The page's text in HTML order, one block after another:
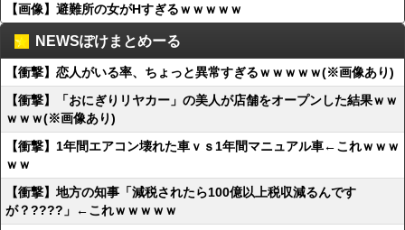
【画像】避難所の女がHすぎるｗｗｗｗｗ
NEWSぽけまとめーる
【衝撃】恋人がいる率、ちょっと異常すぎるｗｗｗｗｗ(※画像あり)
【衝撃】「おにぎりリヤカー」の美人が店舗をオープンした結果ｗｗ
ｗｗｗ(※画像あり)
【衝撃】1年間エアコン壊れた車ｖｓ1年間マニュアル車←これｗｗｗ
ｗｗ
【衝撃】地方の知事「減税されたら100億以上税収減るんです
が？????」←これｗｗｗｗｗ